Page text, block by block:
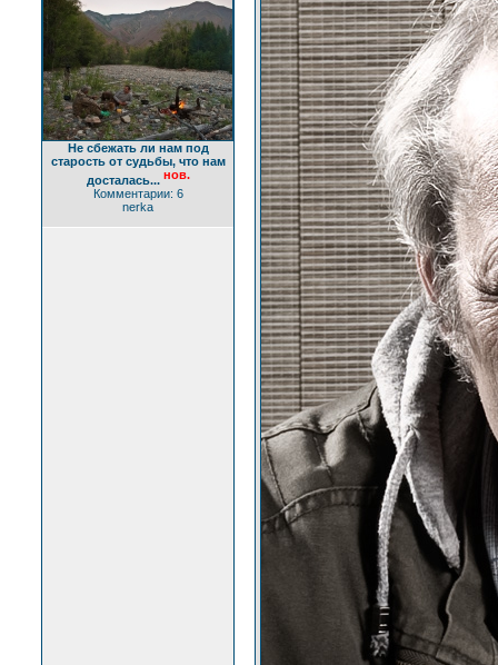
Не сбежать ли нам под
старость от судьбы, что нам
досталась... нов.
Комментарии: 6
nerka